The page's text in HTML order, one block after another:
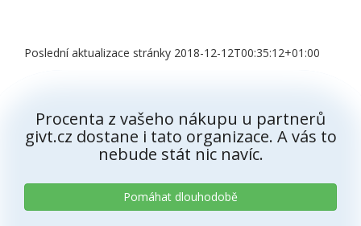
Poslední aktualizace stránky 2018-12-12T00:35:12+01:00
Procenta z vašeho nákupu u partnerů
givt.cz dostane i tato organizace. A vás to
nebude stát nic navíc.
Pomáhat dlouhodobě